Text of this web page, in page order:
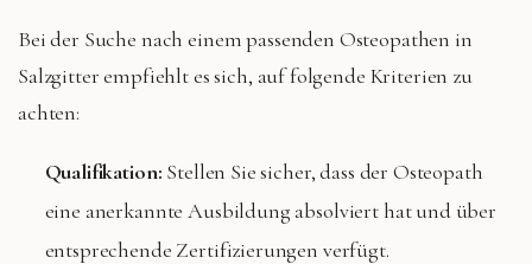
Bei der Suche nach einem passenden Osteopathen in
Salzgitter empfiehlt es sich, auf folgende Kriterien zu
achten:
Qualifikation: Stellen Sie sicher, dass der Osteopath
eine anerkannte Ausbildung absolviert hat und über
entsprechende Zertifizierungen verfügt.